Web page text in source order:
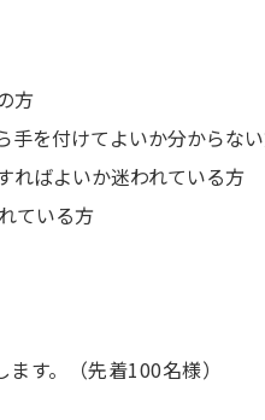
方
手を付けてよいか分からな
ればよいか迷われている方
ている方
。（先着100名様）